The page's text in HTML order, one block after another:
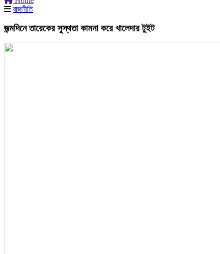
রাজনীতি
জন্মদিনে তারেকের সুস্থতা কামনা করে খালেদার টুইট